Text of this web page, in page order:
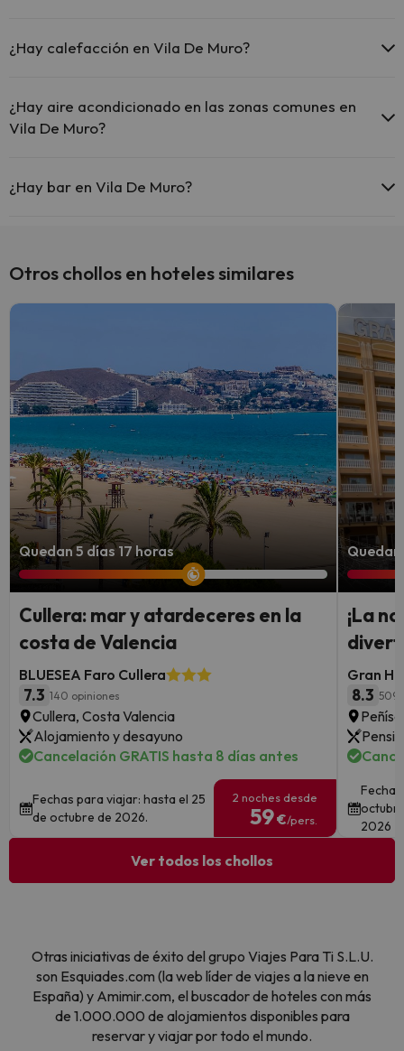
¿Hay calefacción en Vila De Muro?
¿Hay aire acondicionado en las zonas comunes en
Vila De Muro?
¿Hay bar en Vila De Muro?
Otros chollos en hoteles similares
Quedan 5 días 17 horas
Cullera: mar y atardeceres en la
costa de Valencia
BLUESEA Faro Cullera
7.3 140 opiniones
Cullera, Costa Valencia
Alojamiento y desayuno
Cancelación GRATIS hasta 8 días antes
Fechas para viajar: hasta el 25
de octubre de 2026.
2 noches desde
59€/pers.
Quedan
¡La
Gran
8.3
2026
Ver todos los chollos
Otras iniciativas de éxito del grupo Viajes Para Ti S.L.U.
son Esquiades.com (la web líder de viajes a la nieve en
España) y Amimir.com, el buscador de hoteles con más
de 1.000.000 de alojamientos disponibles para
reservar y viajar por todo el mundo.